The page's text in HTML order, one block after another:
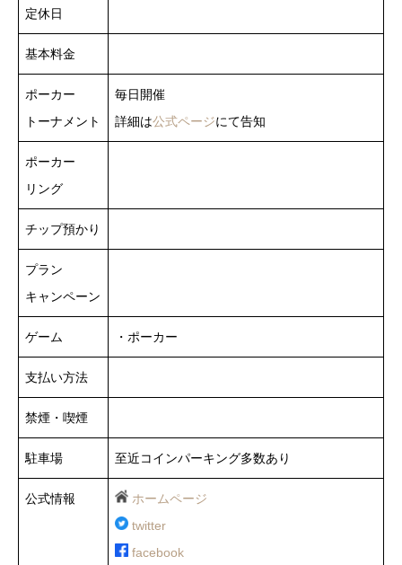
定休日
基本料金
ポーカー
トーナメント
毎日開催
詳細は公式ページにて告知
ポーカー
リング
チップ預かり
プラン
キャンペーン
ゲーム ・ポーカー
支払い方法
禁煙・喫煙
駐車場 至近コインパーキング多数あり
公式情報
ホームページ
twitter
facebook